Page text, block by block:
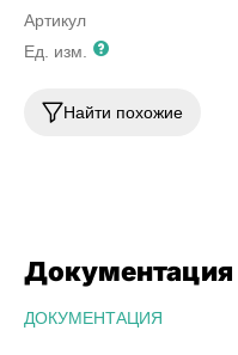
Артикул
Ед. изм.
Найти похожие
Документация
ДОКУМЕНТАЦИЯ